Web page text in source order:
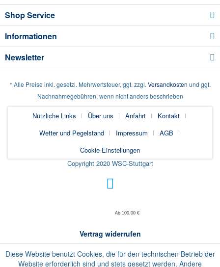
Shop Service
Informationen
Newsletter
* Alle Preise inkl. gesetzl. Mehrwertsteuer, ggf. zzgl. Versandkosten und ggf.
Nachnahmegebühren, wenn nicht anders beschrieben
Nützliche Links Über uns Anfahrt
Kontakt
Wetter und Pegelstand
Impressum
AGB
Cookie-Einstellungen
Copyright 2020 WSC-Stuttgart
Ab 100,00 €
Vertrag widerrufen
Diese Website benutzt Cookies, die für den technischen Betrieb der
Website erforderlich sind und stets gesetzt werden. Andere